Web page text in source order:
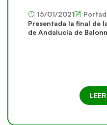
15/01/2021
Presentada la final de
de Andalucía de